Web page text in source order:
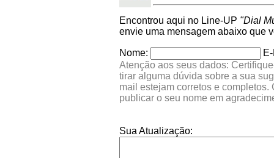
Encontrou aqui no Line-UP "Dial
envie uma mensagem abaixo que
Nome:
Atenção aos seus dados:
tirar alguma dúvida sobre a sua
mail estejam corretos e
publicar o seu nome em
Sua Atualização: